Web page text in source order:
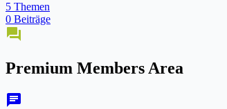
5 Themen
0 Beiträge
forum
Premium Members Area
chat